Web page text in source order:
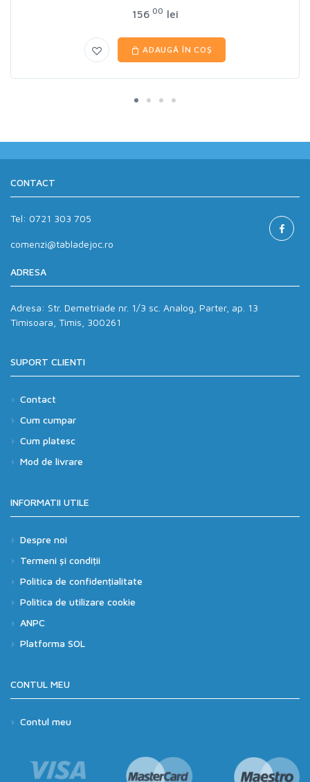
156 00 lei
ADAUGĂ ÎN COȘ
CONTACT
Tel: 0721 303 705
comenzi@tabladejoc.ro
ADRESA
Adresa: Str. Demetriade nr. 1/3 sc. Analog, Parter, ap. 13
Timisoara, Timis, 300261
SUPORT CLIENTI
Contact
Cum cumpar
Cum platesc
Mod de livrare
INFORMATII UTILE
Despre noi
Termeni și condiții
Politica de confidențialitate
Politica de utilizare cookie
ANPC
Platforma SOL
CONTUL MEU
Contul meu